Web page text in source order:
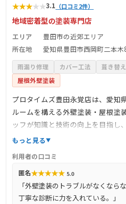
★★★★★3.1 （口コミ2件）
地域密着型の塗装専門店
エリア
豊田市の近郊エリア
所在地
愛知県豊田市西岡町二本木
雨漏り修理 カバー工法 葺き替え
屋根外壁塗装
プロタイムズ豊田永覚店は、愛知
ルームを構える外壁塗装・屋根塗
ッフが知識と技術の向上を目指し
に参加しています。その結果、一
施工店として認められています。
住まいを守るため、これからも
て、皆さまに塗装工事や防水工事
ける存在であり続けたいと考えて
もっと見る
利用者の口コミ
匿名★★★★★ 5.0
「外壁塗装のトラブルがなくなら
丁寧な診断に力を入れている。」